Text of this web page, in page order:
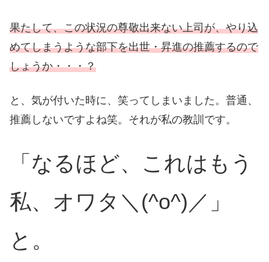
果たして、この状況の尊敬出来ない上司が、やり込
めてしまうような部下を出世・昇進の推薦するので
しょうか・・・？
と、気が付いた時に、笑ってしまいました。普通、
推薦しないですよね笑。それが私の教訓です。
「なるほど、これはもう
私、オワタ＼(^o^)／」
と。